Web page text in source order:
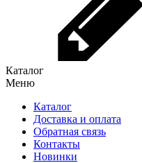
Каталог
Меню
Каталог
Доставка и оплата
Обратная связь
Контакты
Новинки